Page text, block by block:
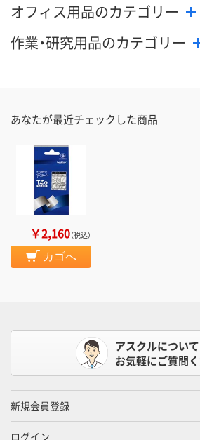
オフィス用品のカテゴリー
作業・研究用品のカテゴリー
あなたが最近チェックした商品
￥2,160（税込）
カゴへ
アスクルについて
お気軽にご質問く
新規会員登録
ログイン